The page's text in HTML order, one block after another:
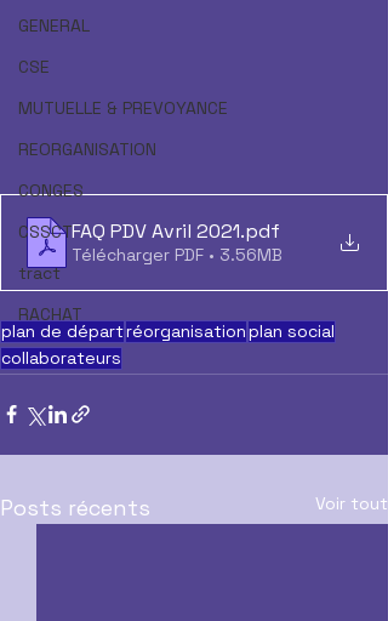
GENERAL
CSE
MUTUELLE & PREVOYANCE
REORGANISATION
CONGES
CSSCT
tract
RACHAT
FAQ PDV Avril 2021.pdf
Télécharger PDF • 3.56MB
plan de départréorganisationplan social
collaborateurs
Posts récents Voir tout